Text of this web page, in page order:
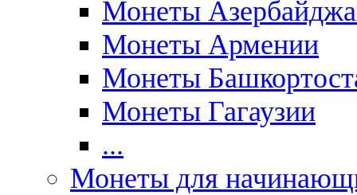
Монеты
Монеты Армении
Монеты
Монеты Гагаузии
...
Монеты для